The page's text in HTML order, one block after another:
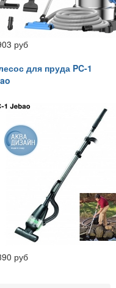
руб
для пруда PC-1
руб